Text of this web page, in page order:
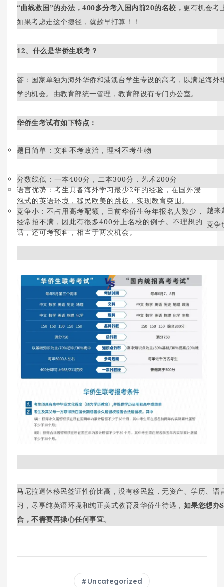
“曲线救国”的办法，400多分考入国内前20的名校，更有机会考
如果考虑走这个捷径，就趁早打算！！
12、什么是华侨生联考？
答：国家单独为海外华侨和港澳台学生专设的高考，以满足海
学的机会。由教育部统一管理，教育部设有专门办公室。
华侨生考试有如下特点：
题目简单：文科不考政治，理科不考生物
分数线低：一本400分，二本300分，艺术200分
语言优势：考生具备海外学习最少2年的经验，在国外浸
泡式的英语环境，移民欧美的跳板，实现教育突围。
竞争小：不占用高考配额，目前华侨生每年报名人数少，
经常招不满，因此有很多400分上名校的例子。不理想的
话，还可考预科，相当于两次机会。
越来
竞争
马尼拉退休移民签证性价比高，没有移民监，无资产、学历、
习，尽享纯英语环境和纯正美式教育及华侨生待遇， 如果您想办
合，不需要再操心任何事宜。
Uncategorized